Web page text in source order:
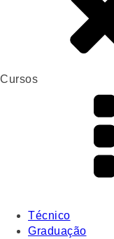
Cursos
Técnico
Graduação